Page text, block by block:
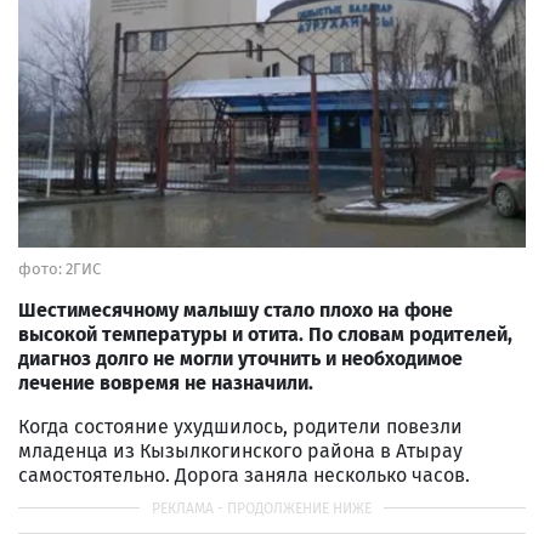
фото: 2ГИС
Шестимесячному малышу стало плохо на фоне
высокой температуры и отита. По словам родителей,
диагноз долго не могли уточнить и необходимое
лечение вовремя не назначили.
Когда состояние ухудшилось, родители повезли
младенца из Кызылкогинского района в Атырау
самостоятельно. Дорога заняла несколько часов.